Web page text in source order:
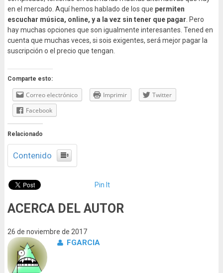
en el mercado. Aquí hemos hablado de los que permiten
escuchar música, online, y a la vez sin tener que pagar . Pero
hay muchas opciones que son igualmente interesantes. Tened en
cuenta que muchas veces, si sois exigentes, será mejor pagar la
suscripción o el precio que tengan.
Comparte esto:
Correo electrónico Imprimir
Twitter
Facebook
Relacionado
Contenido
Pin It
ACERCA DEL AUTOR
26 de noviembre de 2017
FGARCIA